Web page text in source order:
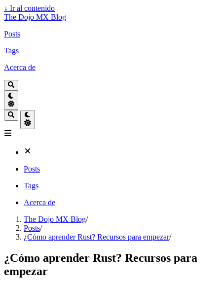
↓ Ir al contenido
The Dojo MX Blog
Posts
Tags
Acerca de
Posts
Tags
Acerca de
The Dojo MX Blog/
Posts/
¿Cómo aprender Rust? Recursos para empezar/
¿Cómo aprender Rust? Recursos para
empezar